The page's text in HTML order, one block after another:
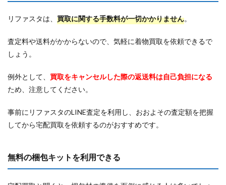
リファスタは、 買取に関する手数料が一切かかりません。
査定料や送料がかからないので、気軽に着物買取を依頼できるで
しょう。
例外として、 買取をキャンセルした際の返送料は自己負担になる
ため、注意してください。
事前にリファスタのLINE査定を利用し、おおよその査定額を把握
してから宅配買取を依頼するのがおすすめです。
無料の梱包キットを利用できる